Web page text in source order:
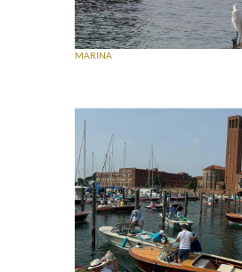
MARINA